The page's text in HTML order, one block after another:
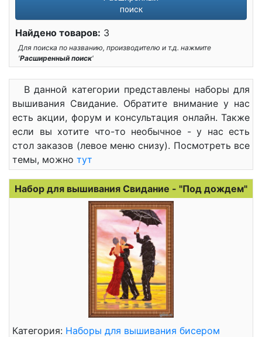
поиск
Найдено товаров: 3
Для поиска по названию, производителю и т.д. нажмите
'Расширенный поиск'
В данной категории представлены наборы для
вышивания Свидание. Обратите внимание у нас
есть акции, форум и консультация онлайн. Также
если вы хотите что-то необычное - у нас есть
стол заказов (левое меню снизу). Посмотреть все
темы, можно тут
Набор для вышивания Свидание - "Под дождем"
Категория: Наборы для вышивания бисером